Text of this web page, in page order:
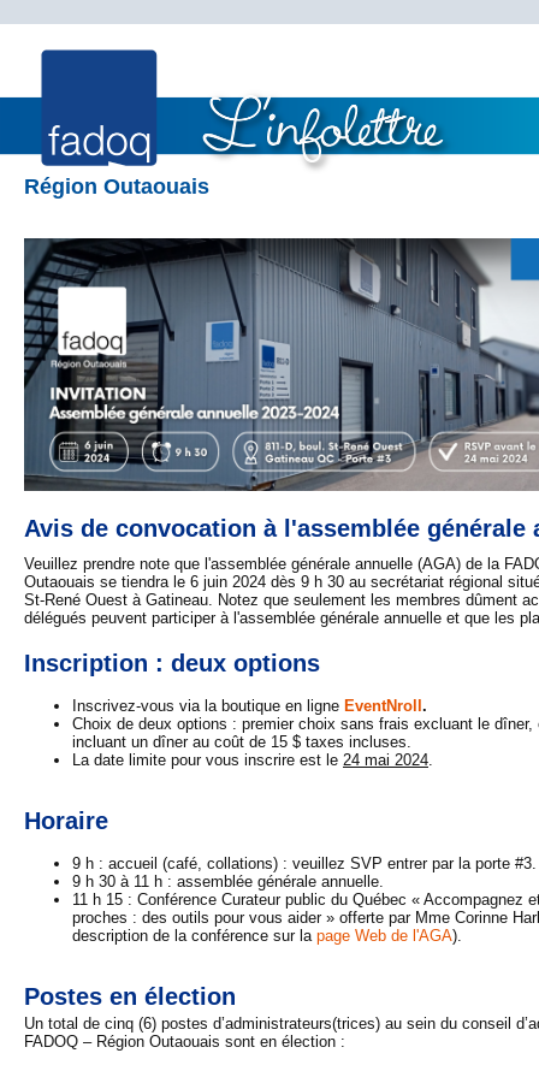
Région Outaouais
Avis de convocation à l'assemblée générale
Veuillez prendre note que l'assemblée générale annuelle (AGA) de la
Outaouais se tiendra le 6 juin 2024 dès 9 h 30 au secrétariat régional
St-René Ouest à Gatineau. Notez que seulement les membres dûment
délégués peuvent participer à l'assemblée générale annuelle et que les
Inscription : deux options
Inscrivez-vous via la boutique en ligne EventNroll .
Choix de deux options : premier choix sans frais excluant le dîner,
incluant un dîner au coût de 15 $ taxes incluses.
La date limite pour vous inscrire est le 24 mai 2024.
Horaire
9 h : accueil (café, collations) : veuillez SVP entrer par la porte #3.
9 h 30 à 11 h : assemblée générale annuelle.
11 h 15 : Conférence Curateur public du Québec « Accompagnez
proches : des outils pour vous aider » offerte par Mme Corinne
description de la conférence sur la page Web de l'AGA).
Postes en élection
Un total de cinq (6) postes d’administrateurs(trices) au sein du conseil
FADOQ – Région Outaouais sont en élection :